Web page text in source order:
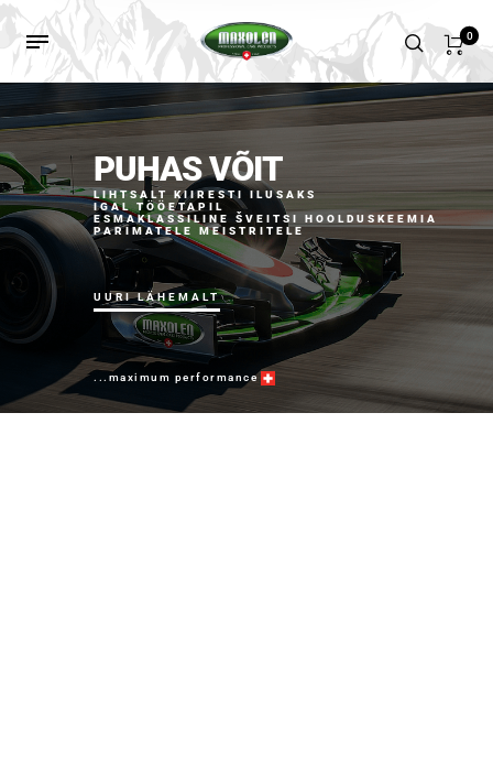
0
...maximum performance
PUHAS VÕIT
LIHTSALT KIIRESTI ILUSAKS
IGAL TÖÖETAPIL
ESMAKLASSILINE ŠVEITSI HOOLDUSKEEMIA
PARIMATELE MEISTRITELE
UURI LÄHEMALT